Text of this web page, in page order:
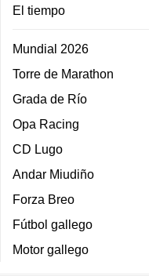
El tiempo
Mundial 2026
Torre de Marathon
Grada de Río
Opa Racing
CD Lugo
Andar Miudiño
Forza Breo
Fútbol gallego
Motor gallego